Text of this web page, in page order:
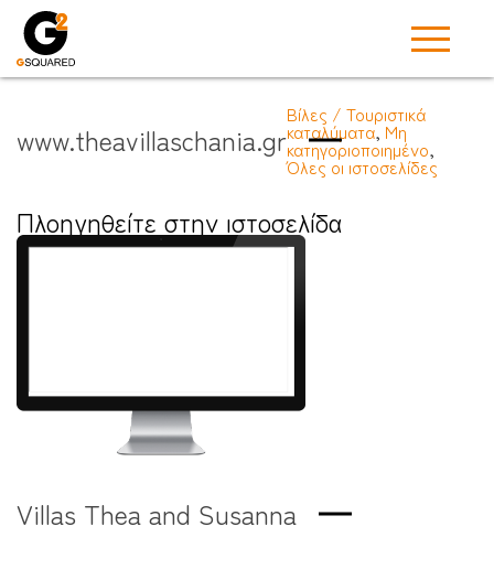
www.theavillaschania.gr
Βίλες / Τουριστικά
καταλύματα, Μη
κατηγοριοποιημένο,
Όλες οι ιστοσελίδες
Πλοηγηθείτε στην ιστοσελίδα
Villas Thea and Susanna